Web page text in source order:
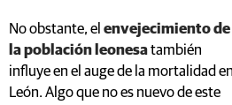
No obstante, el envejecimiento de
la población leonesatambién
influye en el auge de la mortalidad en
León. Algo que no es nuevo de este